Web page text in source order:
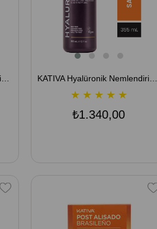
KATIVA Hyalüronik Nemlendirici Şampuan 355 mL - Kırılma Önleyici KATIVA Hyalüronik Nemlendirici Saç Kremi 355 mL - Kırılma Önleyici
★ ★ ★ ★ ★
₺1.340,00